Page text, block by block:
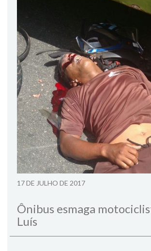
17 DE JULHO DE 2017
Ônibus esmaga
Luís